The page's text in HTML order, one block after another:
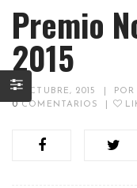
Premio
2015
9 OCTUBRE, 2015 POR
0COMENTARIOS